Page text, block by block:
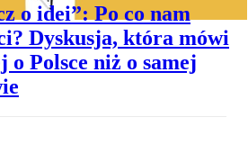
o idei”: Po co nam
Dyskusja, która mówi
o Polsce niż o samej